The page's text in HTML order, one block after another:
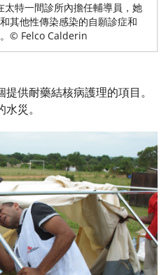
特一間診所內擔任輔導員，她
其他性傳染感染的自願診症和
© Felco Calderin
供耐藥結核病護理的項目。
水災。